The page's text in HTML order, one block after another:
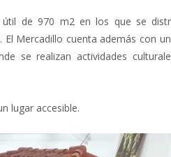
de 970 m2 en los que se
Mercadillo cuenta además con
se realizan actividades
lugar accesible.